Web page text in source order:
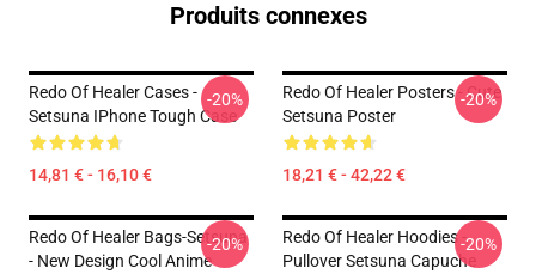
Produits connexes
Redo Of Healer Cases -
Setsuna IPhone Tough Case
14,81 € - 16,10 €
-20%
Redo Of Healer Posters - Cute
Setsuna Poster
18,21 € - 42,22 €
-20%
Redo Of Healer Bags-Setsuna
- New Design Cool Anime
-20%
Redo Of Healer Hoodies -
Pullover Setsuna Capuche
-20%